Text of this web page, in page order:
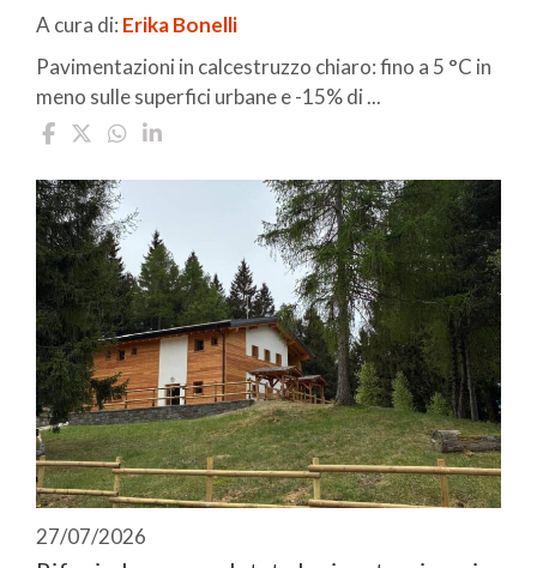
A cura di: Erika Bonelli
Pavimentazioni in calcestruzzo chiaro: fino a 5 °C in
meno sulle superfici urbane e -15% di ...
27/07/2026